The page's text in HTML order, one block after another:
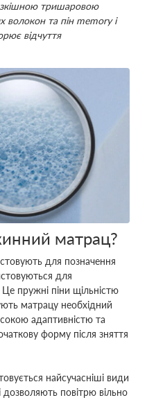
тришаровою
волокон та пін memory і
відчуття
матрац?
для позначення
для
пружні піни щільністю
матрацу необхідний
адаптивністю та
форму після зняття
найсучасніші види
дозволяють повітрю вільно